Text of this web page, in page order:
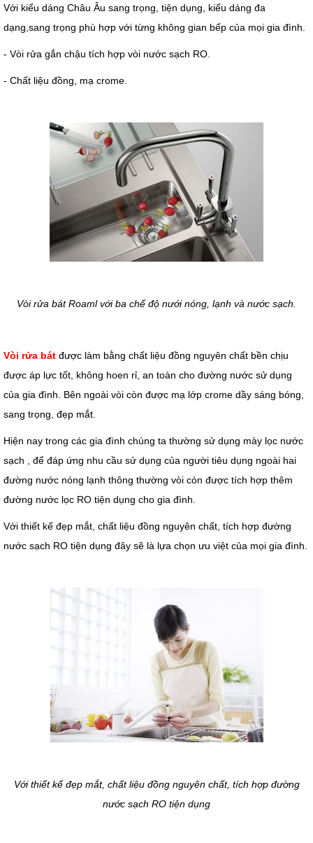
Với kiểu dáng Châu Âu sang trọng, tiện dụng, kiểu dáng đa
dạng,sang trọng phù hợp với từng không gian bếp của mọi gia đình.
- Vòi rửa gắn chậu tích hợp vòi nước sạch RO.
- Chất liệu đồng, mạ crome.
Vòi rửa bát Roaml với ba chế độ nưới nóng, lạnh và nước sạch.
Vòi rửa bát được làm bằng chất liệu đồng nguyên chất bền chịu
được áp lực tốt, không hoen rỉ, an toàn cho đường nước sử dụng
của gia đình. Bên ngoài vòi còn được mạ lớp crome dầy sáng bóng,
sang trọng, đẹp mắt.
Hiện nay trong các gia đình chúng ta thường sử dụng mày lọc nước
sạch , để đáp ứng nhu cầu sử dụng của người tiêu dụng ngoài hai
đường nước nóng lạnh thông thường vòi còn được tích hợp thêm
đường nước lọc RO tiện dụng cho gia đình.
Với thiết kế đẹp mắt, chất liệu đồng nguyên chất, tích hợp đường
nước sạch RO tiện dụng đây sẽ là lựa chọn ưu việt của mọi gia đình.
Với thiết kế đẹp mắt, chất liệu đồng nguyên chất, tích hợp đường
nước sạch RO tiện dụng